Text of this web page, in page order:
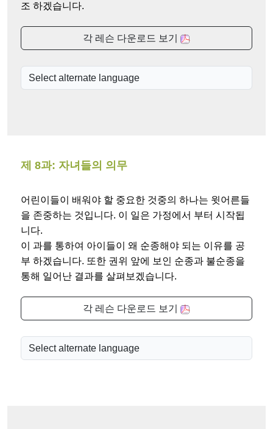
조 하겠습니다.
각 레슨 다운로드 보기
제 8과: 자녀들의 의무
어린이들이 배워야 할 중요한 것중의 하나는 윗어른들
을 존중하는 것입니다. 이 일은 가정에서 부터 시작됩
니다.
이 과를 통하여 아이들이 왜 순종해야 되는 이유를 공
부 하겠습니다. 또한 권위 앞에 보인 순종과 불순종을
통해 일어난 결과를 살펴보겠습니다.
각 레슨 다운로드 보기